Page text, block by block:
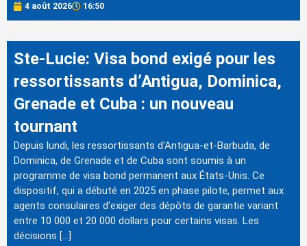
4 août 2026 16:50
Ste-Lucie: Visa bond exigé pour les
ressortissants d’Antigua, Dominica,
Grenade et Cuba : un nouveau
tournant
Depuis lundi, les ressortissants d'Antigua-et-Barbuda, de
Dominica, de Grenade et de Cuba sont soumis à un
programme de visa bond permanent aux États-Unis. Ce
dispositif, qui a débuté en 2025 en phase pilote, permet aux
agents consulaires d'exiger des dépôts de garantie variant
entre 10 000 et 20 000 dollars pour certains visas. Les
décisions […]